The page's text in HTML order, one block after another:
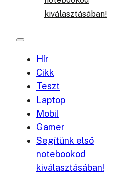
kiválasztásában!
Hír
Cikk
Teszt
Laptop
Mobil
Gamer
Segítünk első
notebookod
kiválasztásában!